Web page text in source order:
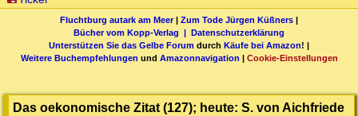
Fluchtburg autark am Meer| Zum Tode Jürgen Küßners |
Bücher vom Kopp-Verlag | Datenschutzerklärung
Unterstützen Sie das Gelbe Forum durch Käufe bei Amazon! |
Weitere Buchempfehlungen und Amazonnavigation | Cookie-Einstellungen
Das oekonomische Zitat (127); heute: S. von Aichfriede